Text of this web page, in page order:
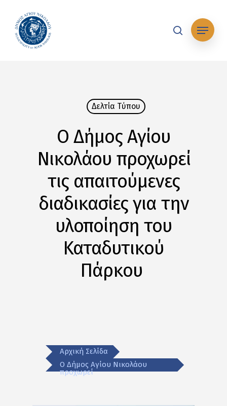
main
content
searchΜενού
Δελτία Tύπου
Ο Δήμος Αγίου
Νικολάου προχωρεί
τις απαιτούμενες
διαδικασίες για την
υλοποίηση του
Καταδυτικού
Πάρκου
Αρχική Σελίδα
Ο Δήμος Αγίου Νικολάου
προχωρεί